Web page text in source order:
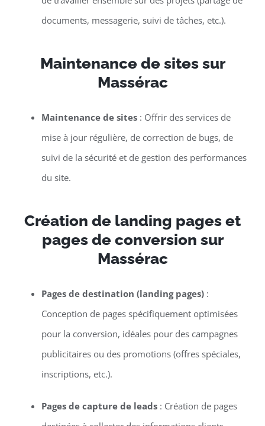
documents, messagerie, suivi de tâches, etc.).
Maintenance de sites sur
Massérac
Maintenance de sites: Offrir des services de
mise à jour régulière, de correction de bugs, de
suivi de la sécurité et de gestion des performances
du site.
Création de landing pages et
pages de conversion sur
Massérac
Pages de destination (landing pages):
Conception de pages spécifiquement optimisées
pour la conversion, idéales pour des campagnes
publicitaires ou des promotions (offres spéciales,
inscriptions, etc.).
Pages de capture de leads: Création de pages